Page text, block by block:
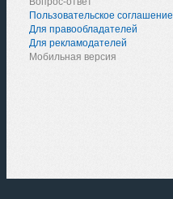
Пользовательское соглашение
Для правообладателей
Для рекламодателей
Мобильная версия